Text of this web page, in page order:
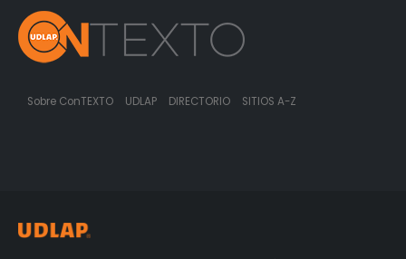
Sobre ConTEXTO UDLAP DIRECTORIO SITIOS A-Z